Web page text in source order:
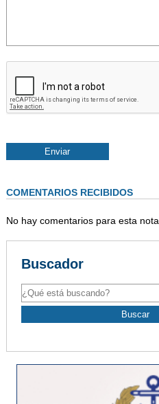
COMENTARIOS RECIBIDOS
No hay comentarios para esta nota.
Buscador